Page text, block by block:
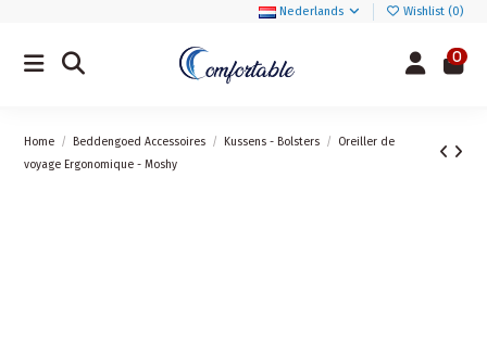
Nederlands Wishlist (0)
0
Home Beddengoed Accessoires Kussens - Bolsters
Oreiller de
voyage Ergonomique - Moshy